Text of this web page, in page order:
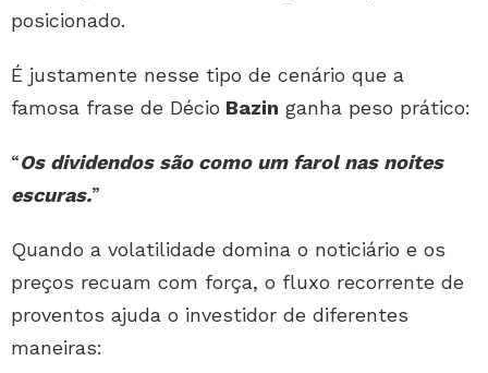
posicionado.
É justamente nesse tipo de cenário que a
famosa frase de Décio Bazin ganha peso prático:
“Os dividendos são como um farol nas noites
escuras.”
Quando a volatilidade domina o noticiário e os
preços recuam com força, o fluxo recorrente de
proventos ajuda o investidor de diferentes
maneiras: